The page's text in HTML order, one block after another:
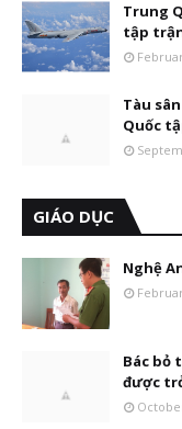
Trung
tập
Tàu
Quốc
GIÁO DỤC
Nghệ
Bác bỏ
được